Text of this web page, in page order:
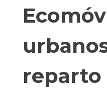
reparto